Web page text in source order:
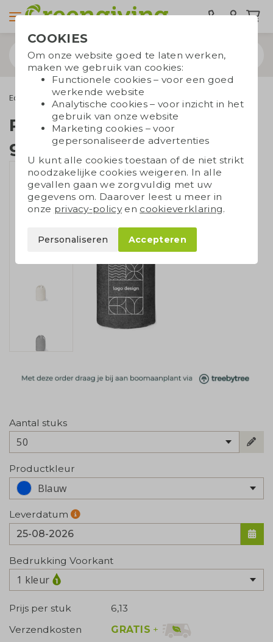
Eco tassen Plunjezakken Plunjezak gerecycleerd katoen
Plunjezak
gerecycleerd katoen
Aantal stuks
50
Productkleur
Blauw
Leverdatum
Bedrukking Voorkant
1 kleur
Prijs per stuk
6,13
Verzendkosten
GRATIS +
COOKIES
Om onze website goed te laten werken,
maken we gebruik van cookies:
Functionele cookies – voor een goed
werkende website
Analytische cookies – voor inzicht in het
gebruik van onze website
Marketing cookies – voor
gepersonaliseerde advertenties
U kunt alle cookies toestaan of de niet strikt
noodzakelijke cookies weigeren. In alle
gevallen gaan we zorgvuldig met uw
gegevens om. Daarover leest u meer in
onze privacy-policyen cookieverklaring.
Personaliseren Accepteren